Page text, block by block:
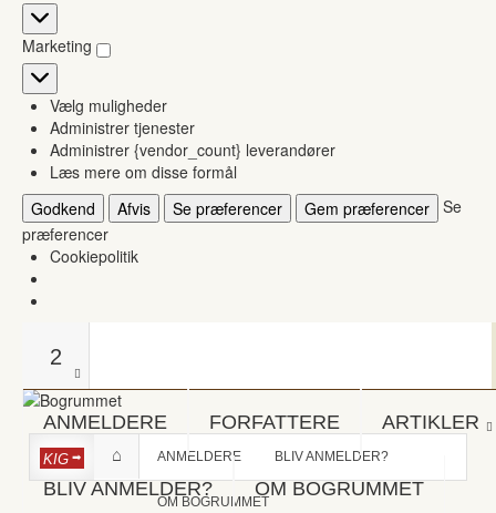
Statistikker
Marketing
Marketing
Vælg muligheder
Administrer tjenester
Administrer {vendor_count} leverandører
Læs mere om disse formål
Godkend
Afvis Se præferencer Gem præferencer Se
præferencer
Cookiepolitik
2
ANMELDERE FORFATTERE ARTIKLER
BLIV ANMELDER? OM BOGRUMMET
KIG ANMELDERE BLIV ANMELDER?
OM BOGRUMMET